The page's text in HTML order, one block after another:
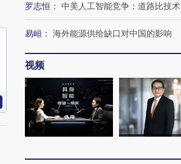
罗志恒 ： 中美人工智能竞争：道路比技
易峘 ： 海外能源供给缺口对中国的影响
视频